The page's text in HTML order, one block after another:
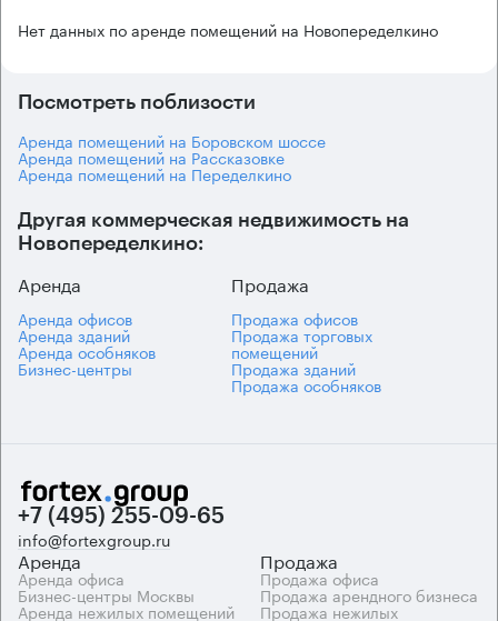
Нет данных по аренде помещений на Новопеределкино
Посмотреть поблизости
Аренда помещений на Боровском шоссе
Аренда помещений на Рассказовке
Аренда помещений на Переделкино
Другая коммерческая недвижимость на
Новопеределкино:
Аренда
Аренда офисов
Аренда зданий
Аренда особняков
Бизнес-центры
Продажа
Продажа офисов
Продажа торговых
помещений
Продажа зданий
Продажа особняков
+7 (495) 255-09-65
info@fortexgroup.ru
Аренда
Аренда офиса
Бизнес-центры Москвы
Аренда нежилых помещений
Продажа
Продажа офиса
Продажа арендного бизнеса
Продажа нежилых